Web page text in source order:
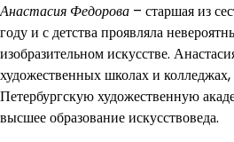
Анастасия Федорова – старшая из
году и с детства проявляла
изобразительном искусстве.
художественных школах и
Петербургскую художественную
высшее образование искусствоведа.